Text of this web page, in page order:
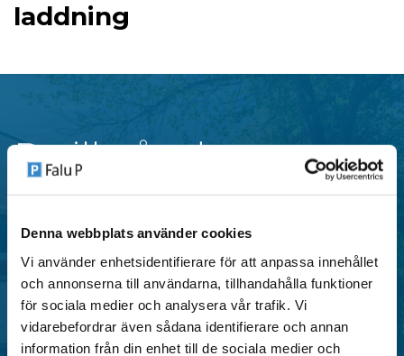
Denna webbplats använder cookies
Vi använder enhetsidentifierare för att anpassa innehållet
och annonserna till användarna, tillhandahålla funktioner
för sociala medier och analysera vår trafik. Vi
vidarebefordrar även sådana identifierare och annan
information från din enhet till de sociala medier och
laddning
P-tillstånd
centrala områden i Falun, anpassade för både
privatpersoner och verksamheter.
SE OMRÅDEN MED P-TILLSTÅND